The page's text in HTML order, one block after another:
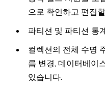
으로 확인하고 편집
파티션 및 파티션 통
컬렉션의 전체 수명
름 변경, 데이터베이
있습니다.